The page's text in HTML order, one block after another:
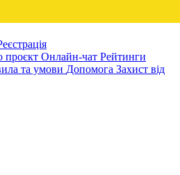
проєкт Онлайн-чат Рейтинги
та умови Допомога Захист від